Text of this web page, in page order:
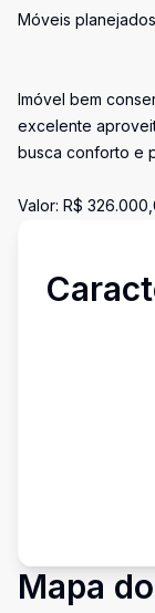
Móveis planejados
Imóvel bem
excelente
busca conforto e
Valor: R$
Mapa